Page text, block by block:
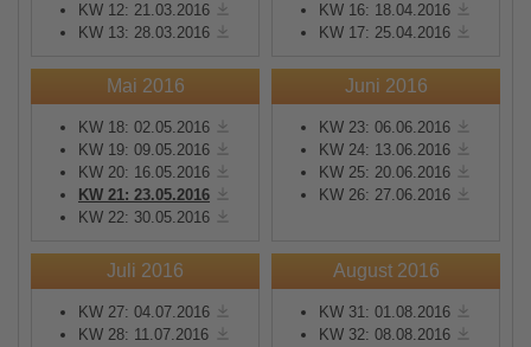
KW 12: 21.03.2016
KW 13: 28.03.2016
KW 16: 18.04.2016
KW 17: 25.04.2016
Mai 2016
KW 18: 02.05.2016
KW 19: 09.05.2016
KW 20: 16.05.2016
KW 21: 23.05.2016
KW 22: 30.05.2016
Juni 2016
KW 23: 06.06.2016
KW 24: 13.06.2016
KW 25: 20.06.2016
KW 26: 27.06.2016
Juli 2016
KW 27: 04.07.2016
KW 28: 11.07.2016
August 2016
KW 31: 01.08.2016
KW 32: 08.08.2016